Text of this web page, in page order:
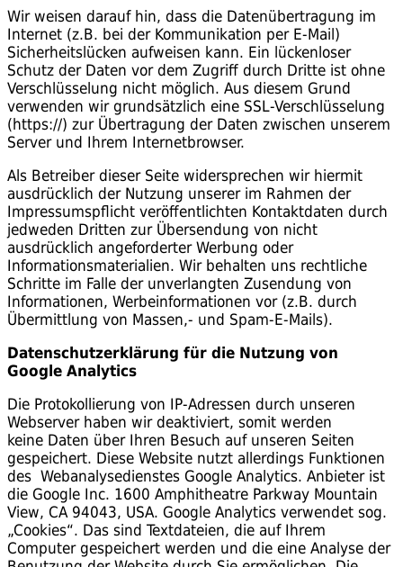
Wir weisen darauf hin, dass die Datenübertragung im
Internet (z.B. bei der Kommunikation per E-Mail)
Sicherheitslücken aufweisen kann. Ein lückenloser
Schutz der Daten vor dem Zugriff durch Dritte ist ohne
Verschlüsselung nicht möglich. Aus diesem Grund
verwenden wir grundsätzlich eine SSL-Verschlüsselung
(https://) zur Übertragung der Daten zwischen unserem
Server und Ihrem Internetbrowser.
Als Betreiber dieser Seite widersprechen wir hiermit
ausdrücklich der Nutzung unserer im Rahmen der
Impressumspflicht veröffentlichten Kontaktdaten durch
jedweden Dritten zur Übersendung von nicht
ausdrücklich angeforderter Werbung oder
Informationsmaterialien. Wir behalten uns rechtliche
Schritte im Falle der unverlangten Zusendung von
Informationen, Werbeinformationen vor (z.B. durch
Übermittlung von Massen,- und Spam-E-Mails).
Datenschutzerklärung für die Nutzung von
Google Analytics
Die Protokollierung von IP-Adressen durch unseren
Webserver haben wir deaktiviert, somit werden
keine Daten über Ihren Besuch auf unseren Seiten
gespeichert. Diese Website nutzt allerdings Funktionen
des Webanalysedienstes Google Analytics. Anbieter ist
die Google Inc. 1600 Amphitheatre Parkway Mountain
View, CA 94043, USA. Google Analytics verwendet sog.
„Cookies“. Das sind Textdateien, die auf Ihrem
Computer gespeichert werden und die eine Analyse der